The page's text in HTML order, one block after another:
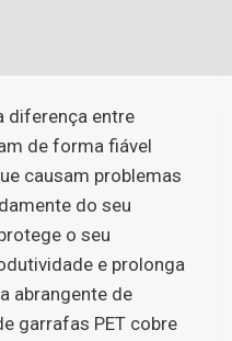
diferença entre
de forma fiável
causam problemas
do seu
o seu
e prolonga
abrangente de
garrafas PET cobre